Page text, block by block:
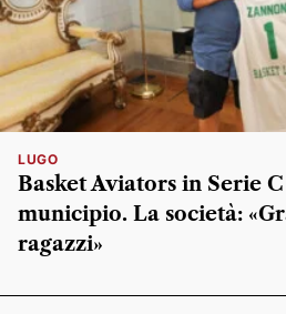
LUGO
Basket Aviators in Serie
municipio. La società:
ragazzi»